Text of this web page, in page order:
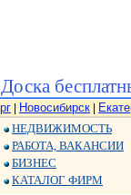
Доска
Новосибирск
НЕДВИЖИМОСТЬ
РАБОТА, ВАКАНСИИ
БИЗНЕС
КАТАЛОГ ФИРМ